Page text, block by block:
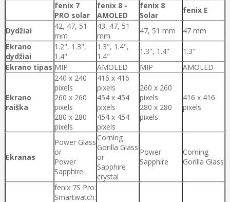
fenix 7
PRO solar
fenix 8 -
AMOLED
fenix 8
Solar
fenix E
Dydžiai
42, 47, 51
mm
43, 47, 51
mm
47, 51 mm
47 mm
Ekrano
dydžiai
1.2", 1.3",
1.4"
1.3", 1.4",
1.4"
1.3", 1.4"
1.3"
Ekrano tipas MIP AMOLED MIP AMOLED
Ekrano
raiška
240 x 240
pixels
260 x 260
pixels
280 x 280
pixels
416 x 416
pixels
454 x 454
pixels
454 x 454
pixels
260 x 260
pixels
280 x 280
pixels
416 x 416
pixels
Ekranas
Power Glass
or
Power
Sapphire
Corning
Gorilla Glass
or
Sapphire
crystal
Power
Sapphire
Corning
Gorilla Glass
fenix 7S Pro:
Smartwatch: